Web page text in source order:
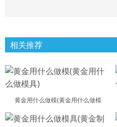
相关推荐
黄金用什么做模(黄金用什么做模